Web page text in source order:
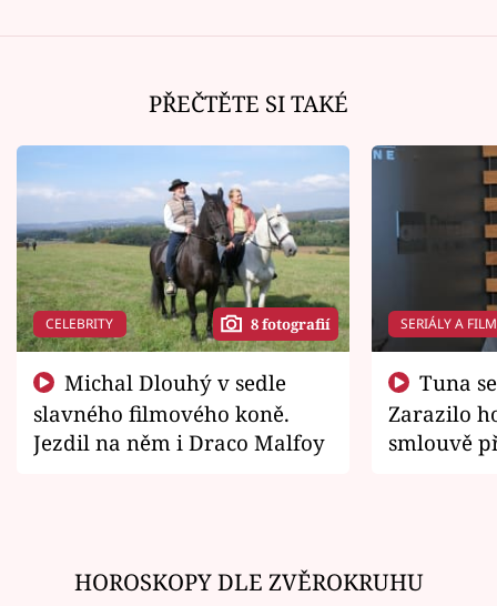
PŘEČTĚTE SI TAKÉ
CELEBRITY 8 fotografií
slavného filmového koně.
Jezdil na něm i Draco Malfoy
SERIÁLY A
Zarazilo
smlouvě
HOROSKOPY DLE ZVĚROKRUHU